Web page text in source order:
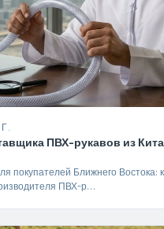
ПВХ-рукавов из
покупателей Ближнего Востока:
ПВХ-р…